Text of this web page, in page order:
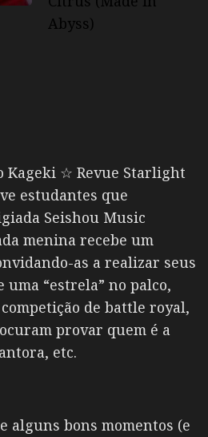
Abyss)
Kageki ☆ Revue Starlight
estudantes que
Seishou Music
menina recebe um
as a realizar seus
“estrela” no palco,
de battle royal,
provar quem é a
etc.
alguns bons momentos (e